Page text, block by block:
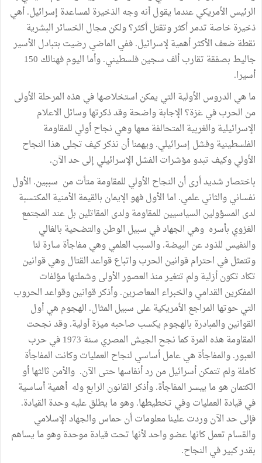
الرئيس الأمريكي عندما يقول أنه وجه الذخيرة لمساعدة إسرائيل. أهي
ذخيرة خاصة تدمر أكثر وتقتل أكثر؟ ولكن مجال الخسائر البشرية
نقطة ضعف الأكثر أهمية لإسرائيل. ففي الماضي رضيت بتبادل الأسير
جاليط بصفقة تقارب ألف سجين فلسطيني. وأما اليوم فهنالك 150
أسيرا.
ما هي الدروس الأولية التي يمكن استخلاصها في هذه المرحلة الأولى
من الحرب في غزة؟ الإجابة واضحة وقد ذكرتها وسائل الاعلام
الإسرائيلية والغربية المتحالفة معها وهي نجاح أولي للمقاومة
الفلسطينية وفشل إسرائيلي. ويهمنا أن نذكر كيف تجلى هذا النجاح
الأولي وكيف تبدو مؤشرات الفشل الإسرائيلي إلى حد الآن.
باختصار شديد أرى أن النجاح الأولي للمقاومة متأت من سببين. الأول
نفساني والثاني علمي. اما الأول فهو الإيمان بالقيمة الأمنية المكتسبة
لدى المسؤولين السياسيين للمقاومة ولدى المقاتلين بل عند المجتمع
الغزوي بأسره وهي الجهاد في سبيل الوطن والتضحية بالغالي
والنفيس للذود عن البيضة. والسبب العلمي وهي مفاجأة سارة لنا
وتتمثل في احترام قوانين الحرب واتباع قواعد القتال وهي قوانين
تكاد تكون أزلية ولم تتغير منذ العصور الأولى وشملتها مؤلفات
المفكرين القدامي والخبراء المعاصرين. وأذكر قوانين وقواعد الحروب
التي حوتها المراجع الأمريكية على سبيل المثال. الهجوم هي أول
القوانين والمبادرة بالهجوم يكسب صاحبه ميزة أولية. وقد نجحت
المقاومة هذه المرة كما نجح الجيش المصري سنة 1973 في حرب
العبور. والمفاجأة هي عامل أساسي لنجاح العمليات وكانت المفاجأة
كاملة ولم تتمكن أسرائيل من رد أنفاسها حتى الآن. والأمن ثالثها أو
الكتمان هو ما ييسر المفاجأة. وأذكر القانون الرابع وله أهمية أساسية
في قيادة العمليات وفي تخطيطها. وهو ما يطلق عليه وحدة القيادة.
فإلى حد الآن وردت علينا معلومات أن حماس والجهاد الإسلامي
والقسام تعمل كانها عضو واحد لأنها تحت قيادة موحدة وهو ما يساهم
بقدر كبير في النجاح.